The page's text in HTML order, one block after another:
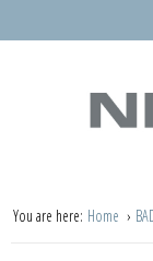
You are here: Home